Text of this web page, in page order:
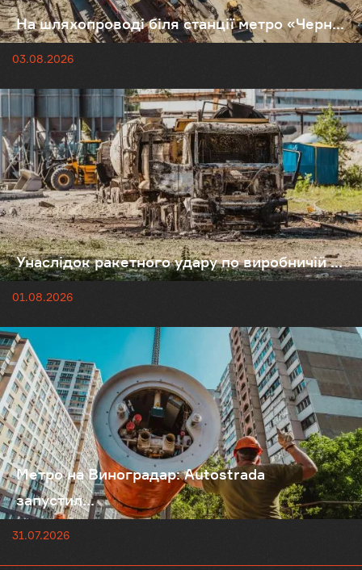
На шляхопроводі біля станції метро «Черн...
03.08.2026
Унаслідок ракетного удару по виробничій ...
01.08.2026
Метро на Виноградар: Autostrada
запустил...
31.07.2026